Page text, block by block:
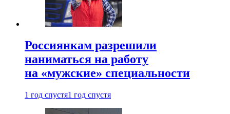
Россиянкам разрешили
наниматься на работу
на «мужские» специальности
1 год спустя1 год спустя